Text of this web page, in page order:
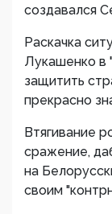
создавался
Раскачка
Лукашенко в
защитить
прекрасно
Втягивание
сражение,
на
своим